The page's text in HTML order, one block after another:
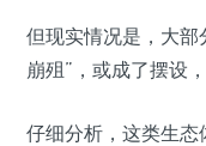
但现实情况是，大部
崩殂”，或成了摆设
仔细分析，这类生态